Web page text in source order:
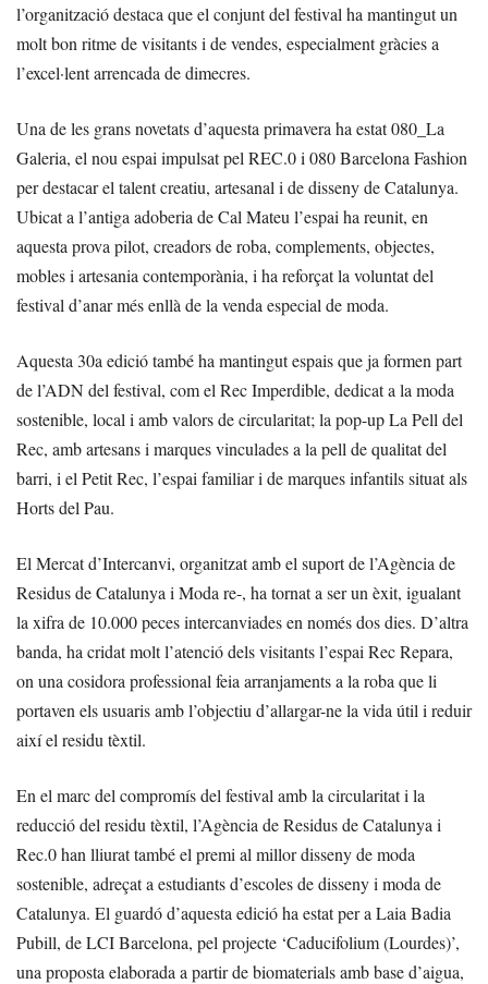
l’organització destaca que el conjunt del festival ha mantingut un
molt bon ritme de visitants i de vendes, especialment gràcies a
l’excel·lent arrencada de dimecres.
Una de les grans novetats d’aquesta primavera ha estat 080_La
Galeria, el nou espai impulsat pel REC.0 i 080 Barcelona Fashion
per destacar el talent creatiu, artesanal i de disseny de Catalunya.
Ubicat a l’antiga adoberia de Cal Mateu l’espai ha reunit, en
aquesta prova pilot, creadors de roba, complements, objectes,
mobles i artesania contemporània, i ha reforçat la voluntat del
festival d’anar més enllà de la venda especial de moda.
Aquesta 30a edició també ha mantingut espais que ja formen part
de l’ADN del festival, com el Rec Imperdible, dedicat a la moda
sostenible, local i amb valors de circularitat; la pop-up La Pell del
Rec, amb artesans i marques vinculades a la pell de qualitat del
barri, i el Petit Rec, l’espai familiar i de marques infantils situat als
Horts del Pau.
El Mercat d’Intercanvi, organitzat amb el suport de l’Agència de
Residus de Catalunya i Moda re-, ha tornat a ser un èxit, igualant
la xifra de 10.000 peces intercanviades en només dos dies. D’altra
banda, ha cridat molt l’atenció dels visitants l’espai Rec Repara,
on una cosidora professional feia arranjaments a la roba que li
portaven els usuaris amb l’objectiu d’allargar-ne la vida útil i reduir
així el residu tèxtil.
En el marc del compromís del festival amb la circularitat i la
reducció del residu tèxtil, l’Agència de Residus de Catalunya i
Rec.0 han lliurat també el premi al millor disseny de moda
sostenible, adreçat a estudiants d’escoles de disseny i moda de
Catalunya. El guardó d’aquesta edició ha estat per a Laia Badia
Pubill, de LCI Barcelona, pel projecte ‘Caducifolium (Lourdes)’,
una proposta elaborada a partir de biomaterials amb base d’aigua,